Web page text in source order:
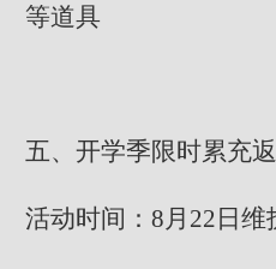
等道具
五、开学季限时累充
活动时间：8月22日维